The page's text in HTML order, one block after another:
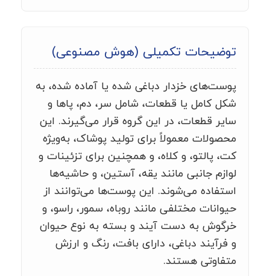
توضیحات تکمیلی (هوش مصنوعی)
پوست‌های خزدار دباغی شده یا آماده شده، به
شکل کامل یا قطعات، شامل سر، دم، پاها و
سایر قطعات، در این گروه قرار می‌گیرند. این
محصولات معمولاً برای تولید پوشاک، به‌ویژه
کت، پالتو، و کلاه، و همچنین برای تزئینات و
لوازم جانبی مانند یقه، آستین، و حاشیه‌ها
استفاده می‌شوند. این پوست‌ها می‌توانند از
حیوانات مختلفی مانند روباه، سمور، راسو، و
خرگوش به دست آیند و بسته به نوع حیوان
و فرآیند دباغی، دارای بافت، رنگ و ارزش
متفاوتی هستند.